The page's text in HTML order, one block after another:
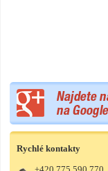
Rychlé kontakty